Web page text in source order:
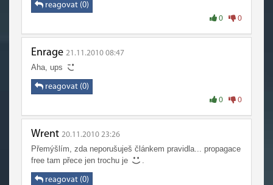
reagovat (0)
0 0
Enrage 21.11.2010 08:47
Aha, ups
reagovat (0)
0 0
Wrent 20.11.2010 23:26
Přemýšlím, zda neporušuješ článkem pravidla... propagace
free tam přece jen trochu je
.
reagovat (0)